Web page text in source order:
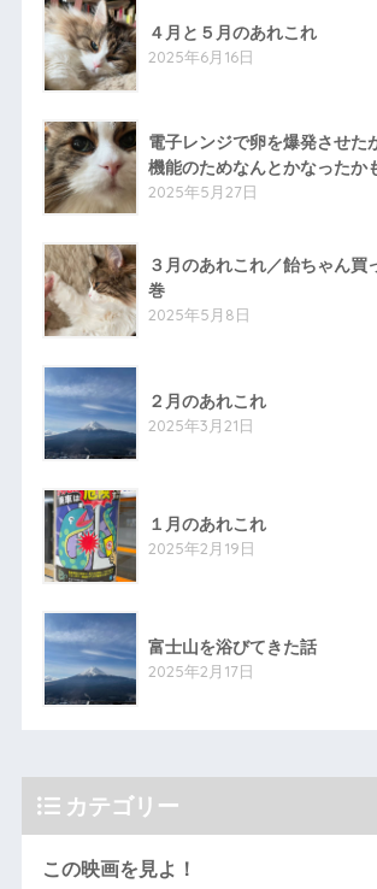
４月と５月のあれこれ
2025年6月16日
電子レンジで卵を爆発させた
機能のためなんとかなったか
2025年5月27日
３月のあれこれ／飴ちゃん買
巻
2025年5月8日
２月のあれこれ
2025年3月21日
１月のあれこれ
2025年2月19日
富士山を浴びてきた話
2025年2月17日
カテゴリー
この映画を見よ！